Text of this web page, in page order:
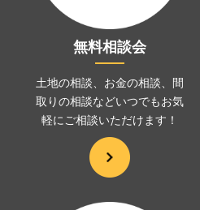
無料相談会
土地の相談、お金の相談、
間
取りの相談などいつでもお気
軽にご相談いただけます！